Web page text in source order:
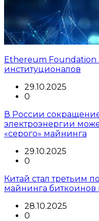
Ethereum Foundation
институционалов
29.10.2025
0
В России
электроэнергии
«серого» майнинга
29.10.2025
0
Китай стал третьим
майнинга биткоинов
28.10.2025
0